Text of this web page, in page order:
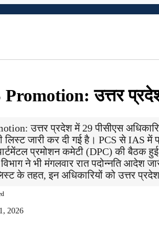
Promotion: उत्तर
उत्तर प्रदेश में 29 पीसीएस
लिस्ट जारी कर दी गई है। PCS से IAS में
प्रमोशन कमेटी (DPC) की बैठक
ने भी मंगलवार रात पदोन्नति आदेश
के तहत, इन अधिकारियों को उत्तर प्रदेश
2026